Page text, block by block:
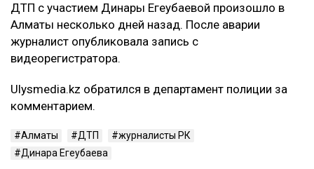
ДТП с участием Динары Егеубаевой произошло в
Алматы несколько дней назад. После аварии
журналист опубликовала запись с
видеорегистратора.
Ulysmedia.kz обратился в департамент полиции за
комментарием.
Алматы ДТП
журналисты РК
Динара Егеубаева